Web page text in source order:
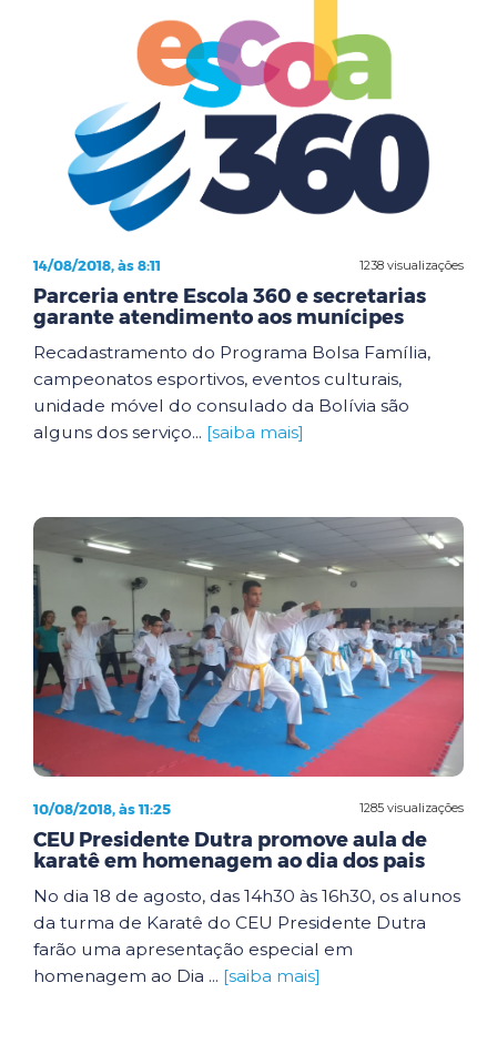
1238 visualizações
14/08/2018, às 8:11
Parceria entre Escola 360 e secretarias
garante atendimento aos munícipes
Recadastramento do Programa Bolsa Família,
campeonatos esportivos, eventos culturais,
unidade móvel do consulado da Bolívia são
alguns dos serviço... [saiba mais]
1285 visualizações
10/08/2018, às 11:25
CEU Presidente Dutra promove aula de
karatê em homenagem ao dia dos pais
No dia 18 de agosto, das 14h30 às 16h30, os alunos
da turma de Karatê do CEU Presidente Dutra
farão uma apresentação especial em
homenagem ao Dia ... [saiba mais]